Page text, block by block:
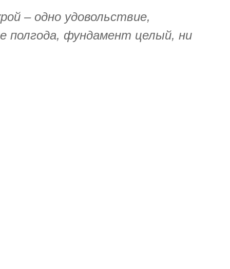
– одно удовольствие,
полгода, фундамент целый, ни